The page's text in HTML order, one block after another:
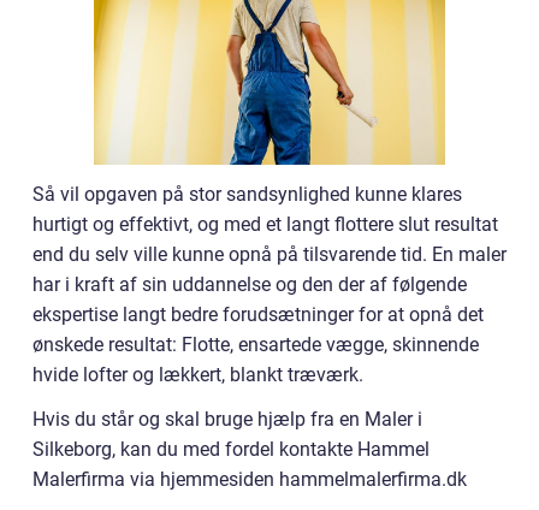
Så vil opgaven på stor sandsynlighed kunne klares
hurtigt og effektivt, og med et langt flottere slut resultat
end du selv ville kunne opnå på tilsvarende tid. En maler
har i kraft af sin uddannelse og den der af følgende
ekspertise langt bedre forudsætninger for at opnå det
ønskede resultat: Flotte, ensartede vægge, skinnende
hvide lofter og lækkert, blankt træværk.
Hvis du står og skal bruge hjælp fra en Maler i
Silkeborg, kan du med fordel kontakte Hammel
Malerfirma via hjemmesiden hammelmalerfirma.dk